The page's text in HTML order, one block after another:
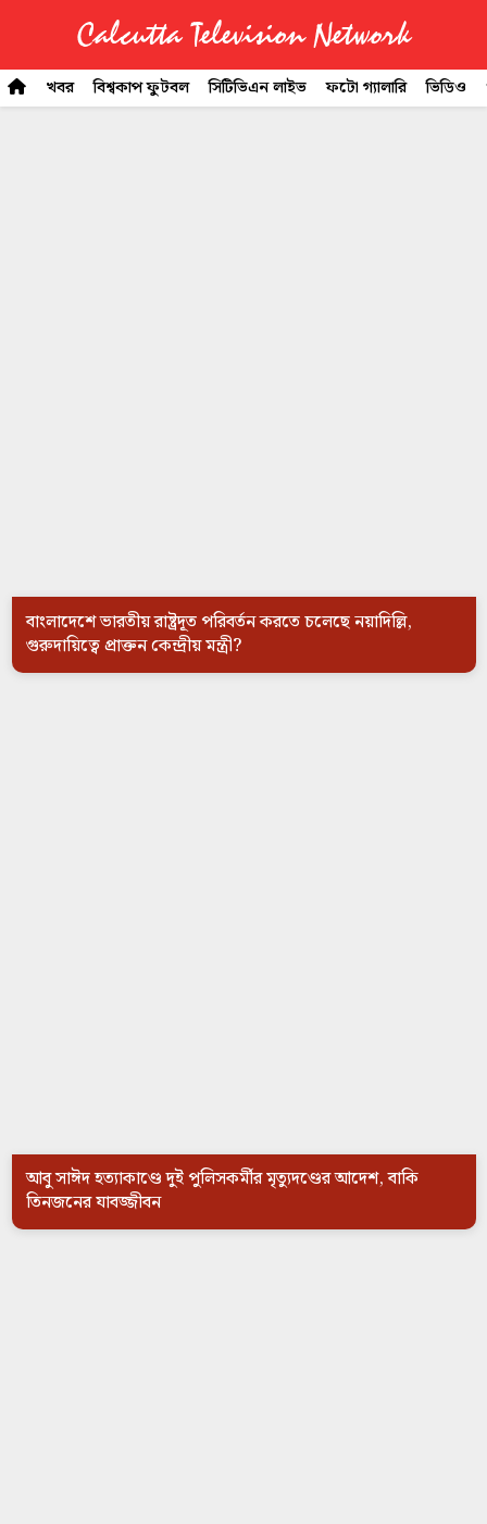
Calcutta Television Network
খবর বিশ্বকাপ ফুটবল সিটিভিএন লাইভ ফটো গ্যালারি ভিডিও
বাংলাদেশে ভারতীয় রাষ্ট্রদূত পরিবর্তন করতে চলেছে নয়াদিল্লি,
গুরুদায়িত্বে প্রাক্তন কেন্দ্রীয় মন্ত্রী?
আবু সাঈদ হত্যাকাণ্ডে দুই পুলিসকর্মীর মৃত্যুদণ্ডের আদেশ, বাকি
তিনজনের যাবজ্জীবন
CTVN